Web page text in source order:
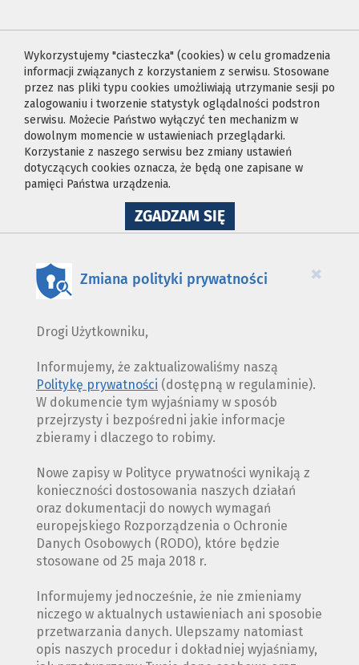
Wykorzystujemy "ciasteczka" (cookies) w celu gromadzenia
informacji związanych z korzystaniem z serwisu. Stosowane
przez nas pliki typu cookies umożliwiają utrzymanie sesji po
zalogowaniu i tworzenie statystyk oglądalności podstron
serwisu. Możecie Państwo wyłączyć ten mechanizm w
dowolnym momencie w ustawieniach przeglądarki.
Korzystanie z naszego serwisu bez zmiany ustawień
dotyczących cookies oznacza, że będą one zapisane w
pamięci Państwa urządzenia.
ZGADZAM SIĘNA
WYKORZYSTANIE
×
Zmiana polityki prywatności
Drogi Użytkowniku,
Informujemy, że zaktualizowaliśmy naszą
Politykę prywatności (dostępną w regulaminie).
W dokumencie tym wyjaśniamy w sposób
przejrzysty i bezpośredni jakie informacje
zbieramy i dlaczego to robimy.
Nowe zapisy w Polityce prywatności wynikają z
konieczności dostosowania naszych działań
oraz dokumentacji do nowych wymagań
europejskiego Rozporządzenia o Ochronie
Danych Osobowych (RODO), które będzie
stosowane od 25 maja 2018 r.
Informujemy jednocześnie, że nie zmieniamy
niczego w aktualnych ustawieniach ani sposobie
przetwarzania danych. Ulepszamy natomiast
opis naszych procedur i dokładniej wyjaśniamy,